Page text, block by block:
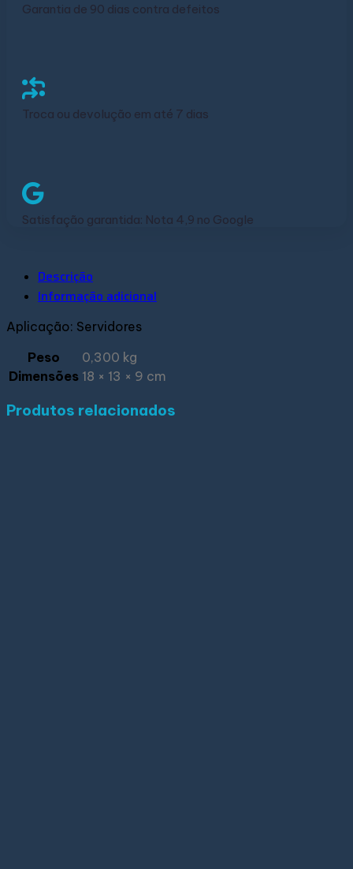
Garantia de 90 dias contra defeitos
Troca ou devolução em até 7 dias
Satisfação garantida: Nota 4,9 no Google
Descrição
Informação adicional
Aplicação: Servidores
Peso
0,300 kg
Dimensões 18 × 13 × 9 cm
Produtos relacionados